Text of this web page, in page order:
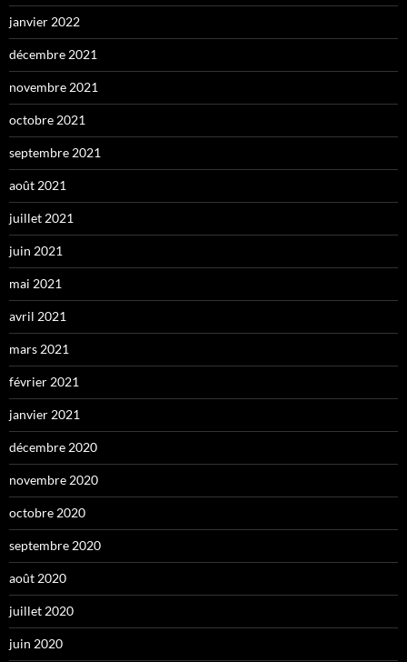
janvier 2022
décembre 2021
novembre 2021
octobre 2021
septembre 2021
août 2021
juillet 2021
juin 2021
mai 2021
avril 2021
mars 2021
février 2021
janvier 2021
décembre 2020
novembre 2020
octobre 2020
septembre 2020
août 2020
juillet 2020
juin 2020